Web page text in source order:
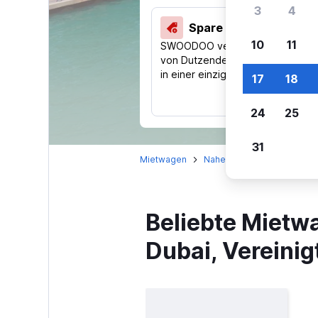
Spare 40 % und mehr
SWOODOO vergleicht Preise
von Dutzenden Reise-Websites
in einer einzigen Suche.
Mietwagen Naher Osten
Beliebte
Dubai,
3 4
10 11
17 18
24 25
31